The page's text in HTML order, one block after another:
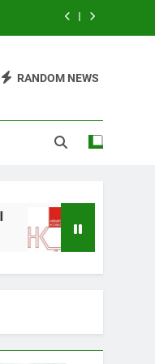
RANDOM NEWS
JAVNI POZIV
4 Godine Ago